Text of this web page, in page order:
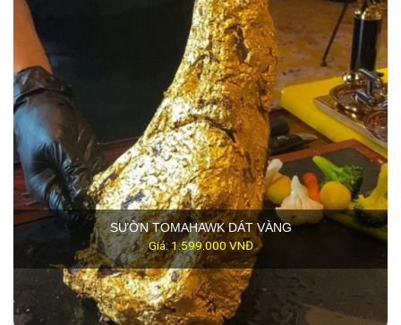
SƯỜN TOMAHAWK DÁT VÀNG
Giá: 1.599.000 VNĐ